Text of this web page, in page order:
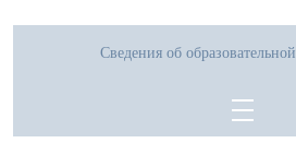
Сведения об